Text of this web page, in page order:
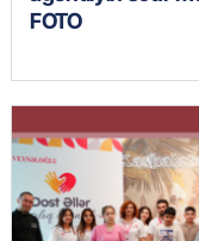
FOTO